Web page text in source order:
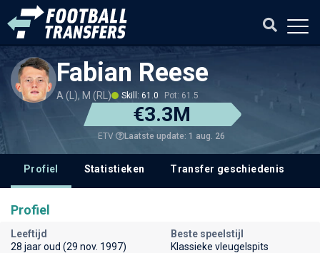
Fabian Reese
A (L), M (RL) Skill: 61.0 Pot: 61.5
€3.3M
ETV Laatste update: 1 aug. 26
Profiel Statistieken Transfer geschiedenis
Profiel
Leeftijd
28 jaar oud (29 nov. 1997)
Beste speelstijl
Klassieke vleugelspits